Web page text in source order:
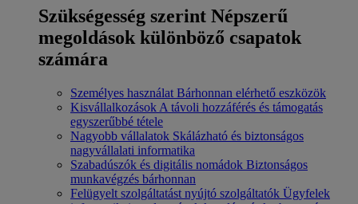
Szükségesség szerint Népszerű
megoldások különböző csapatok
számára
Személyes használat Bárhonnan elérhető eszközök
Kisvállalkozások A távoli hozzáférés és támogatás
egyszerűbbé tétele
Nagyobb vállalatok Skálázható és biztonságos
nagyvállalati informatika
Szabadúszók és digitális nomádok Biztonságos
munkavégzés bárhonnan
Felügyelt szolgáltatást nyújtó szolgáltatók Ügyfelek